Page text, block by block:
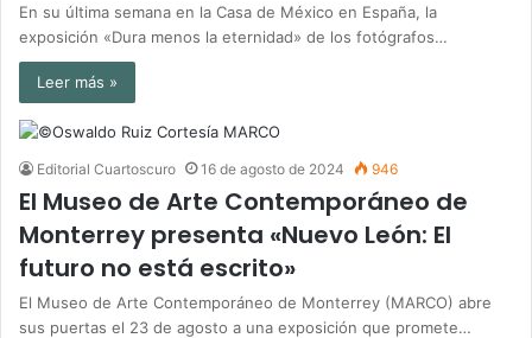
En su última semana en la Casa de México en España, la
exposición «Dura menos la eternidad» de los fotógrafos…
Leer más »
Editorial Cuartoscuro 16 de agosto de 2024 946
El Museo de Arte Contemporáneo de
Monterrey presenta «Nuevo León: El
futuro no está escrito»
El Museo de Arte Contemporáneo de Monterrey (MARCO) abre
sus puertas el 23 de agosto a una exposición que promete…